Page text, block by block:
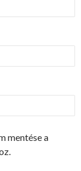
mentése a